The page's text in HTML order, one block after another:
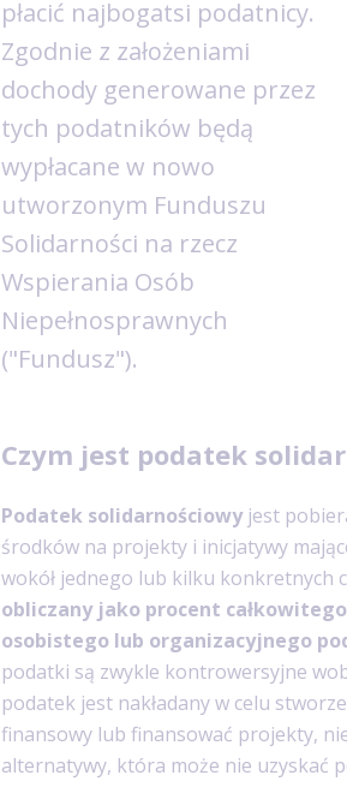
płacić najbogatsi podatnicy.
Zgodnie z założeniami
dochody generowane przez
tych podatników będą
wypłacane w nowo
utworzonym Funduszu
Solidarności na rzecz
Wspierania Osób
Niepełnosprawnych
("Fundusz").
Czym jest podatek
Podatek solidarnościowyjest
środków na projekty i inicjatywy
wokół jednego lub kilku konkretnych
obliczany jako procent
osobistego lub organizacyjnego
podatki są zwykle kontrowersyjne
podatek jest nakładany w celu
finansowy lub finansować projekty,
alternatywy, która może nie uzyskać